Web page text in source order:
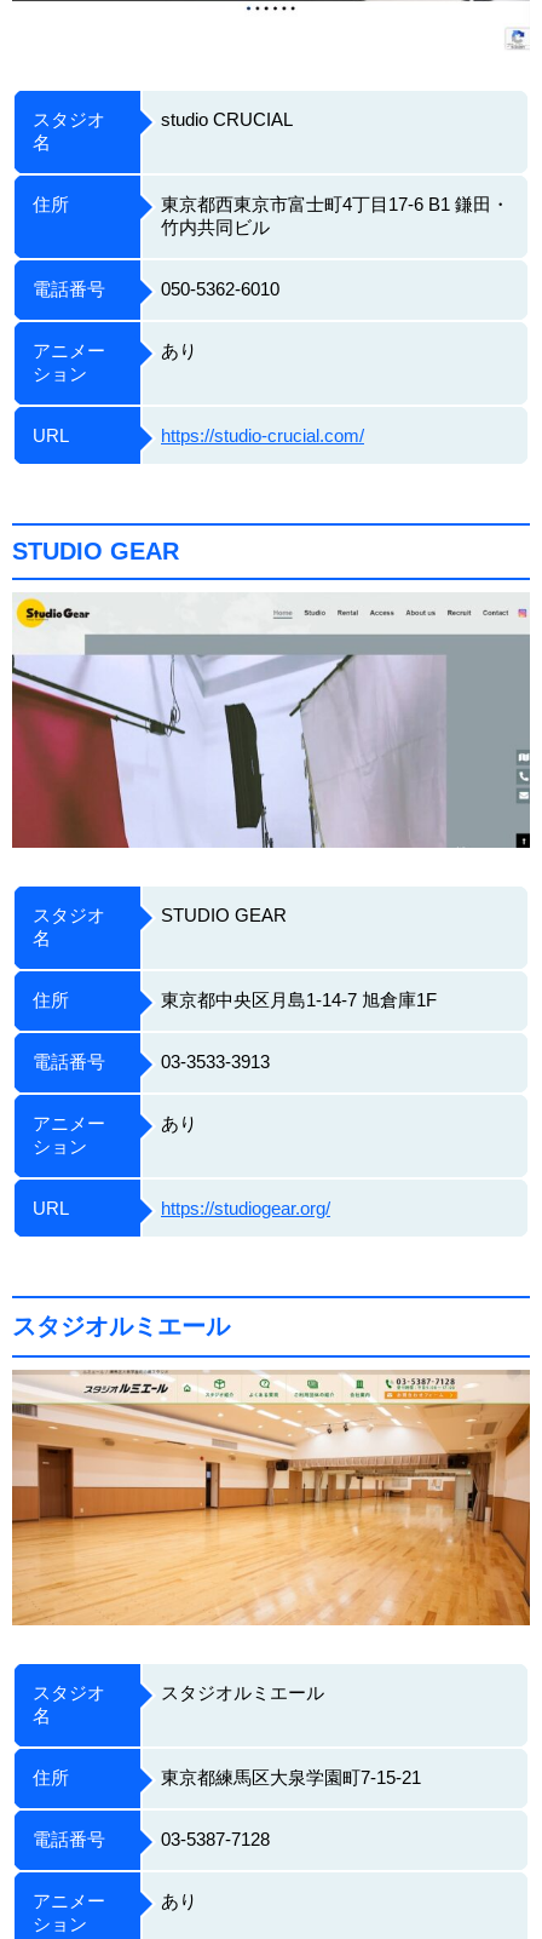
スタジオ
名
studio CRUCIAL
住所
東京都西東京市富士町4丁目17-6 B1 鎌田・
竹内共同ビル
電話番号 050-5362-6010
アニメー
ション
あり
URL https://studio-crucial.com/
STUDIO GEAR
スタジオ
名
STUDIO GEAR
住所 東京都中央区月島1-14-7 旭倉庫1F
電話番号 03-3533-3913
アニメー
ション
あり
URL https://studiogear.org/
スタジオルミエール
スタジオ
名
スタジオルミエール
住所 東京都練馬区大泉学園町7-15-21
電話番号 03-5387-7128
アニメー
ション
あり